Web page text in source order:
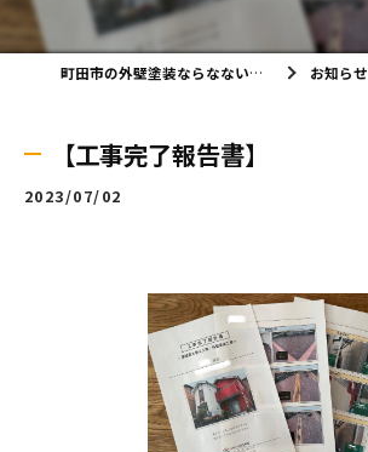
町田市の外壁塗装ならなないろ住工房株式会社 お知らせ・ブログ
【工事完了報告書】
2023/07/02